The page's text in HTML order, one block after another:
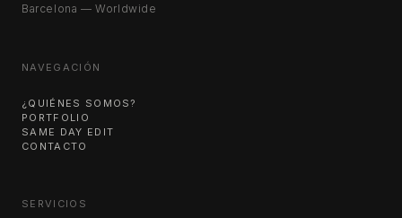
Barcelona — Worldwide
NAVEGACIÓN
¿QUIÉNES SOMOS?
PORTFOLIO
SAME DAY EDIT
CONTACTO
SERVICIOS